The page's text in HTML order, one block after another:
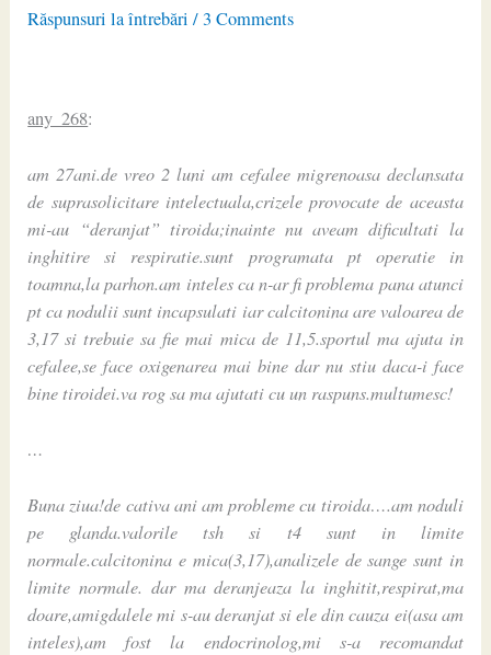
Răspunsuri la întrebări / 3 Comments
any_268:
am 27ani.de vreo 2 luni am cefalee migrenoasa declansata
de suprasolicitare intelectuala,crizele provocate de aceasta
mi-au “deranjat” tiroida;inainte nu aveam dificultati la
inghitire si respiratie.sunt programata pt operatie in
toamna,la parhon.am inteles ca n-ar fi problema pana atunci
pt ca nodulii sunt incapsulati iar calcitonina are valoarea de
3,17 si trebuie sa fie mai mica de 11,5.sportul ma ajuta in
cefalee,se face oxigenarea mai bine dar nu stiu daca-i face
bine tiroidei.va rog sa ma ajutati cu un raspuns.multumesc!
…
Buna ziua!de cativa ani am probleme cu tiroida….am noduli
pe glanda.valorile tsh si t4 sunt in limite
normale.calcitonina e mica(3,17),analizele de sange sunt in
limite normale. dar ma deranjeaza la inghitit,respirat,ma
doare,amigdalele mi s-au deranjat si ele din cauza ei(asa am
inteles),am fost la endocrinolog,mi s-a recomandat